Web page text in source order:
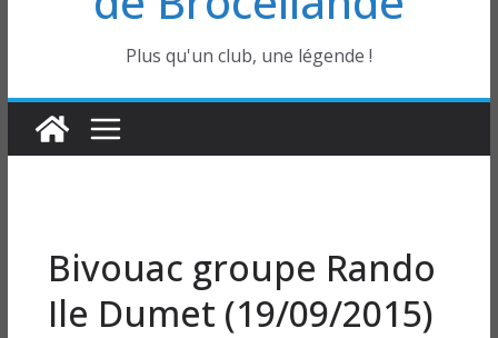
Plus qu'un club, une légende !
Bivouac groupe Rando
Ile Dumet (19/09/2015)